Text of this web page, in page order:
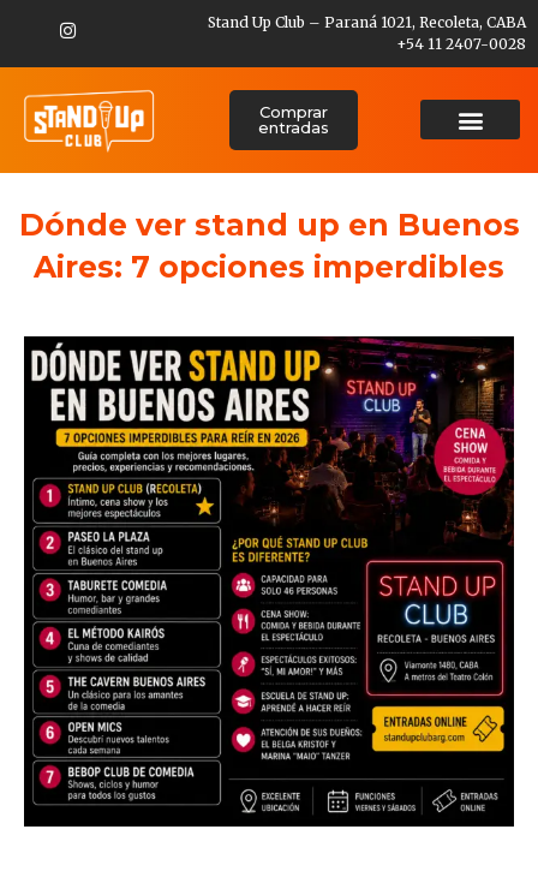
Stand Up Club – Paraná 1021, Recoleta, CABA
+54 11 2407-0028
Comprar
entradas
Dónde ver stand up en Buenos
Aires: 7 opciones imperdibles